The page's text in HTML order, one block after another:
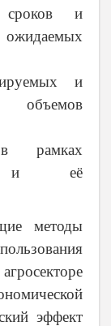
сроков и
и
объемов
в рамках
и её
методы
эффект